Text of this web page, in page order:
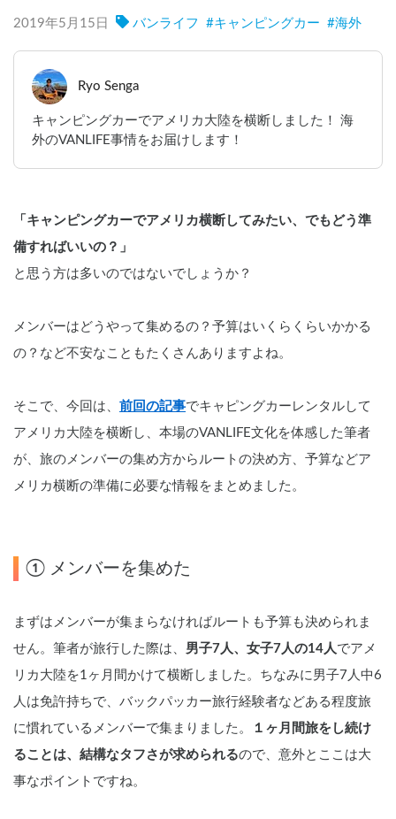
2019年5月15日 バンライフ #キャンピングカー #海外
Ryo Senga
キャンピングカーでアメリカ大陸を横断しました！ 海
外のVANLIFE事情をお届けします！
「キャンピングカーでアメリカ横断してみたい、でもどう準
備すればいいの？」
と思う方は多いのではないでしょうか？
メンバーはどうやって集めるの？予算はいくらくらいかかる
の？など不安なこともたくさんありますよね。
そこで、今回は、 前回の記事でキャピングカーレンタルして
アメリカ大陸を横断し、本場のVANLIFE文化を体感した筆者
が、旅のメンバーの集め方からルートの決め方、予算などア
メリカ横断の準備に必要な情報をまとめました。
① メンバーを集めた
まずはメンバーが集まらなければルートも予算も決められま
せん。筆者が旅行した際は、 男子7人、女子7人の14人 でアメ
リカ大陸を1ヶ月間かけて横断しました。ちなみに男子7人中6
人は免許持ちで、バックパッカー旅行経験者などある程度旅
に慣れているメンバーで集まりました。
１ヶ月間旅をし続け
ることは、結構なタフさが求められるので、意外とここは大
事なポイントですね。